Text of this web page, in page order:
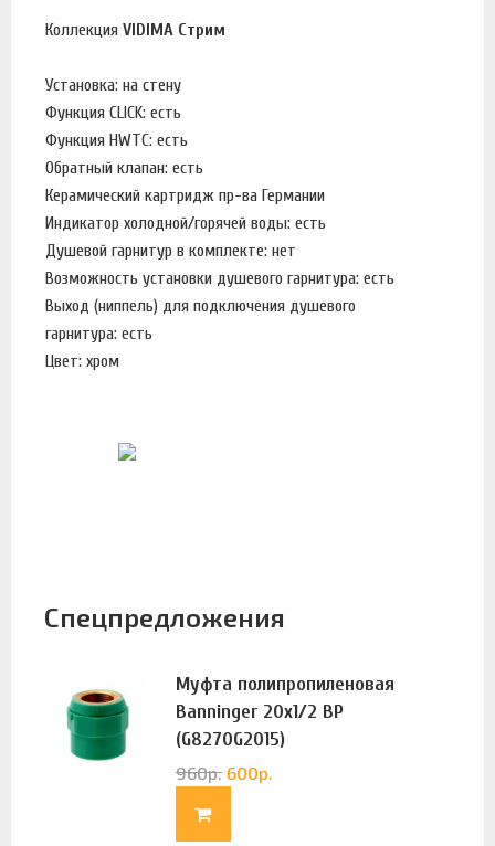
Коллекция VIDIMA Стрим
Установка: на стену
Функция CLICK: есть
Функция HWTC: есть
Обратный клапан: есть
Керамический картридж пр-ва Германии
Индикатор холодной/горячей воды: есть
Душевой гарнитур в комплекте: нет
Возможность установки душевого гарнитура: есть
Выход (ниппель) для подключения душевого
гарнитура: есть
Цвет: хром
Спецпредложения
Муфта полипропиленовая
Banninger 20х1/2 ВР
(G8270G2015)
960р. 600р.